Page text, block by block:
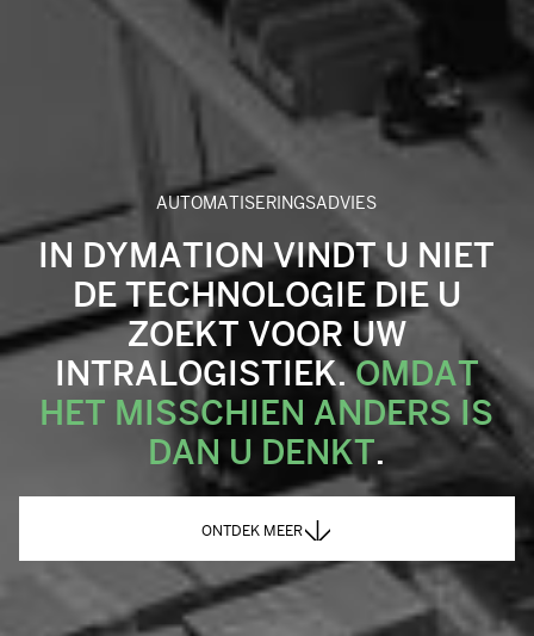
AUTOMATISERINGSADVIES
IN DYMATION VINDT U NIET
DE TECHNOLOGIE DIE U
ZOEKT VOOR UW
INTRALOGISTIEK.OMDAT
HET MISSCHIEN ANDERS IS
DAN U DENKT.
ONTDEK MEER
ONTDEK MEER